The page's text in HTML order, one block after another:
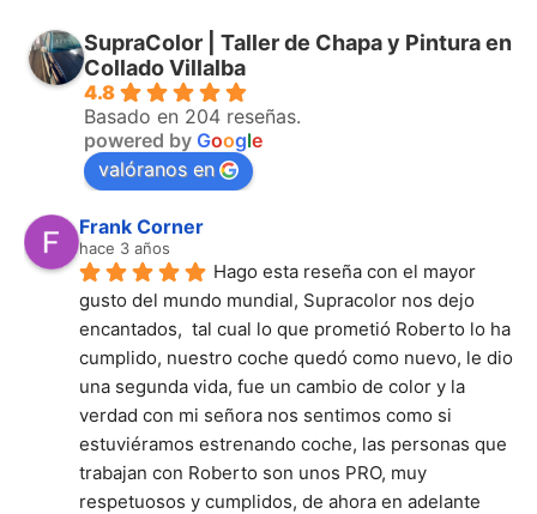
SupraColor | Taller de Chapa y Pintura en
Collado Villalba
4.8
Basado en 204 reseñas.
powered by Google
valóranos en
Frank Corner
hace 3 años
Hago esta reseña con el mayor
gusto del mundo mundial, Supracolor nos dejo
encantados,  tal cual lo que prometió Roberto lo ha
cumplido, nuestro coche quedó como nuevo, le dio
una segunda vida, fue un cambio de color y la
verdad con mi señora nos sentimos como si
estuviéramos estrenando coche, las personas que
trabajan con Roberto son unos PRO, muy
respetuosos y cumplidos, de ahora en adelante